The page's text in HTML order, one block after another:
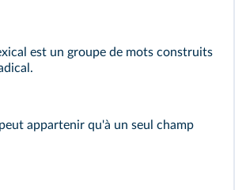
est un groupe de mots construits
appartenir qu'à un seul champ